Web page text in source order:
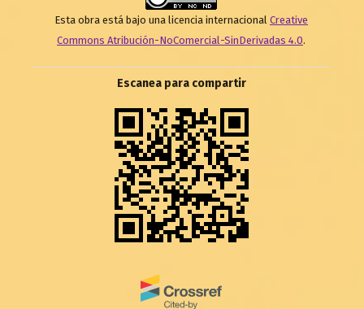
Esta obra está bajo una licencia internacional Creative
Commons Atribución-NoComercial-SinDerivadas 4.0.
Escanea para compartir